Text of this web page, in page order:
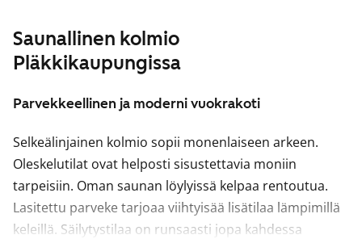
Saunallinen kolmio
Pläkkikaupungissa
Parvekkeellinen ja moderni vuokrakoti
Selkeälinjainen kolmio sopii monenlaiseen arkeen.
Oleskelutilat ovat helposti sisustettavia moniin
tarpeisiin. Oman saunan löylyissä kelpaa rentoutua.
Lasitettu parveke tarjoaa viihtyisää lisätilaa lämpimillä
keleillä. Säilytystilaa on runsaasti jopa kahdessa